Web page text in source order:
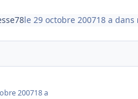
le 29 octobre 200718 a dans
200718 a